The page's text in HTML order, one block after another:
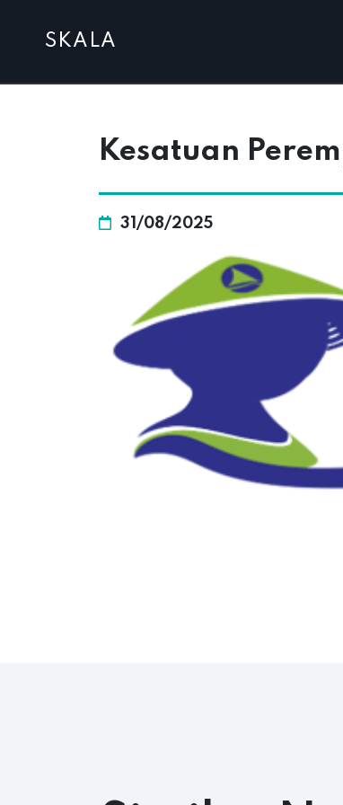
SKALA
Kesatuan
31/08/2025